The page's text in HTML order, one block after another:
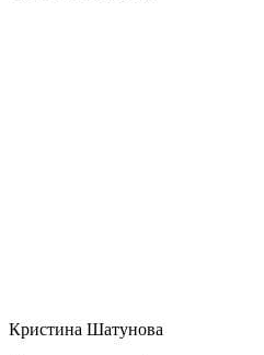
Кристина Шатунова